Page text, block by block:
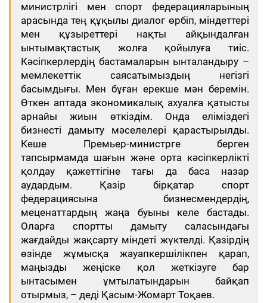
министрлігі мен спорт федерацияларының
арасында тең құқылы диалог өрбіп, міндеттері
мен құзыреттері нақты айқындалған
ынтымақтастық жолға қойылуға тиіс.
Кәсіпкерлердің бастамаларын ынталандыру –
мемлекеттік саясатымыздың негізгі
басымдығы. Мен бұған ерекше мән беремін.
Өткен аптада экономикалық ахуалға қатысты
арнайы жиын өткіздім. Онда еліміздегі
бизнесті дамыту мәселелері қарастырылды.
Кеше Премьер-министрге берген
тапсырмамда шағын және орта кәсіпкерлікті
қолдау қажеттігіне тағы да баса назар
аудардым. Қазір бірқатар спорт
федерациясына бизнесмендердің,
меценаттардың жаңа буыны келе бастады.
Оларға спортты дамыту саласындағы
жағдайды жақсарту міндеті жүктелді. Қазірдің
өзінде жұмысқа жауапкершілікпен қарап,
маңызды жеңіске қол жеткізуге бар
ынтасымен ұмтылатындарын байқап
отырмыз, – деді Қасым-Жомарт Тоқаев.